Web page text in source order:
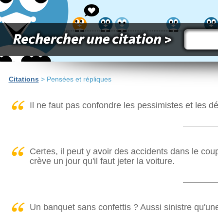
Citations > Pensées et répliques
Il ne faut pas confondre les pessimistes et les
Certes, il peut y avoir des accidents dans le
crève un jour qu'il faut jeter la voiture.
Un banquet sans confettis ? Aussi sinistre